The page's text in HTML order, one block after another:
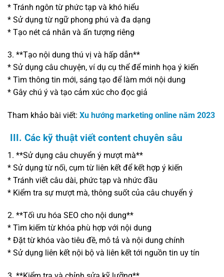
* Tránh ngôn từ phức tạp và khó hiểu
* Sử dụng từ ngữ phong phú và đa dạng
* Tạo nét cá nhân và ấn tượng riêng
3. **Tạo nội dung thú vị và hấp dẫn**
* Sử dụng câu chuyện, ví dụ cụ thể để minh họa ý kiến
* Tìm thông tin mới, sáng tạo để làm mới nội dung
* Gây chú ý và tạo cảm xúc cho đọc giả
Tham khảo bài viết: Xu hướng marketing online năm 2023
III. Các kỹ thuật viết content chuyên sâu
1. **Sử dụng câu chuyển ý mượt mà**
* Sử dụng từ nối, cụm từ liên kết để kết hợp ý kiến
* Tránh viết câu dài, phức tạp và nhức đầu
* Kiểm tra sự mượt mà, thông suốt của câu chuyển ý
2. **Tối ưu hóa SEO cho nội dung**
* Tìm kiếm từ khóa phù hợp với nội dung
* Đặt từ khóa vào tiêu đề, mô tả và nội dung chính
* Sử dụng liên kết nội bộ và liên kết tới nguồn tin uy tín